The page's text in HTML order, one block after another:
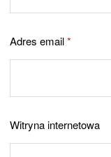
Adres email*
Witryna internetowa